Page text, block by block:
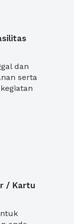
dan
serta
/ Kartu